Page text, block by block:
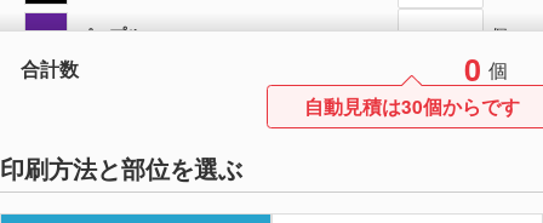
パープル 個
ベージュ 個
個
スカイブルー 個
合計数 0 個
自動見積は30個からです
印刷方法と部位を選ぶ